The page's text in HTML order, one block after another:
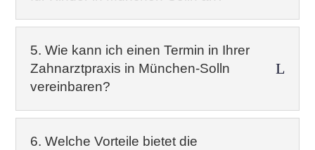
5. Wie kann ich einen Termin in Ihrer
Zahnarztpraxis in München-Solln
vereinbaren?
L
6. Welche Vorteile bietet die